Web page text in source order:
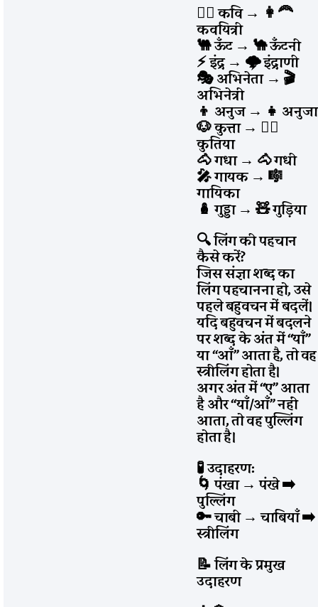
🧔‍♂️ कवि→ 👩‍🦰
कवयित्री
🐫 ऊँट → 🐪 ऊँटनी
⚡ इंद्र→ 🌩️ इंद्राणी
🎭 अभिनेता → 🎬
अभिनेत्री
👦 अनुज→ 👧 अनुजा
🐶 कुत्ता→ 🐕‍🦺
कुतिया
🐴 गधा→ 🐴 गधी
🎤 गायक → 🎼
गायिका
🪆 गुड्डा→ 🧸 गुड़िया
🔍 लिंग की पहचान
कैसे करें?
जिस संज्ञा शब्द का
लिंग पहचानना हो, उसे
पहले बहुवचन में बदलें।
यदि बहुवचन में बदलने
पर शब्द के अंत में “याँ”
या “आँ” आता है, तो वह
स्त्रीलिंग होता है।
अगर अंत में “ए” आता
है और “याँ/आँ” नहीं
आता, तो वह पुल्लिंग
होता है।
🧪 उदाहरण:
🌀 पंखा→ पंखे➡️
पुल्लिंग
🔑 चाबी→ चाबियाँ➡️
स्त्रीलिंग
📝 लिंग के प्रमुख
उदाहरण